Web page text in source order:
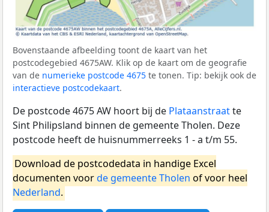
Bovenstaande afbeelding toont de kaart van het
postcodegebied 4675AW. Klik op de kaart om de geografie
van de numerieke postcode 4675 te tonen. Tip: bekijk ook de
interactieve postcodekaart.
De postcode 4675 AW hoort bij de Plataanstraatte
Sint Philipsland binnen de gemeente Tholen. Deze
postcode heeft de huisnummerreeks 1 - a t/m 55.
Download de postcodedata in handige Excel
documenten voorde gemeente Tholen of voor heel
Nederland.